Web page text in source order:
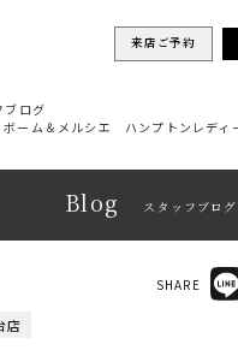
来店ご予約
ブログ
ボーム＆メルシエ ハンプトンレデ
Blog スタッフブログ
店
SHARE